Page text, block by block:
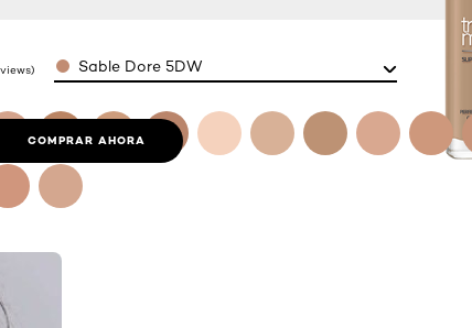
COMPRAR AHORA
ColorSable Dore 5DW